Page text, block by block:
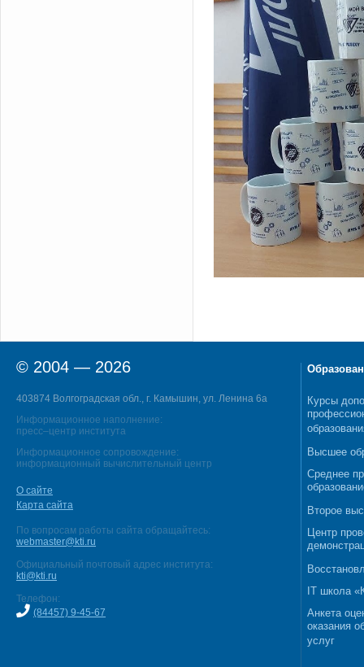
© 2004 — 2026
403874 Волгоградская обл., г. Камышин, ул. Ленина 6а
Информационное наполнение:
пресс–центр института
Информационное сопровождение:
информационный вычислительный центр
О сайте
Карта сайта
По вопросам работы сайта обращайтесь:
webmaster@kti.ru
Официальный почтовый адрес института:
kti@kti.ru
Телефон:
(84457) 9-45-67
Курсы
Высшее
Среднее
Второе
Центр
IT школа
Анкета
оказания
услуг